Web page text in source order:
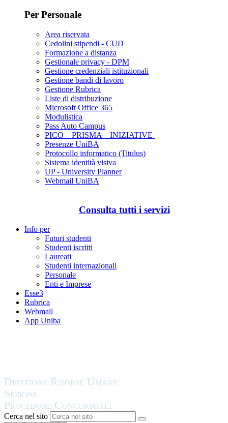
Per Personale
Area riservata
Cedolini stipendi - CUD
Formazione a distanza
Gestionale privacy - DPM
Gestione credenziali istituzionali
Gestione bandi di lavoro
Gestione Rubrica
Liste di distribuzione
Microsoft Office 365
Modulistica
Pass Auto Campus
PICO – PRISMA – INIZIATIVE
Presenze UniBA
Protocollo informatico (Titulus)
Sistema identità visiva
UP - University Planner
Webmail UniBA
Consulta tutti i servizi
Info per
Futuri studenti
Studenti iscritti
Laureati
Studenti internazionali
Personale
Enti e Imprese
Esse3
Rubrica
Webmail
App Uniba
Cerca nel sito